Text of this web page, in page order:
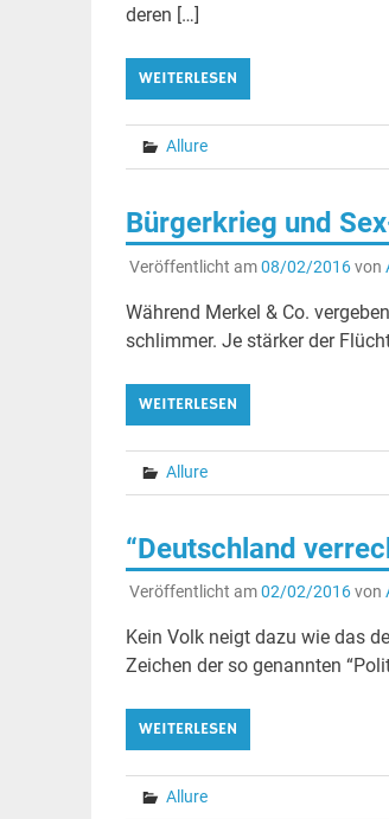
deren […]
WEITERLESEN
Allure
Bürgerkrieg und
Veröffentlicht am08/02/2016von
Während Merkel & Co.
schlimmer. Je stärker der
WEITERLESEN
Allure
“Deutschland
Veröffentlicht am02/02/2016von
Kein Volk neigt dazu wie das
Zeichen der so genannten
WEITERLESEN
Allure